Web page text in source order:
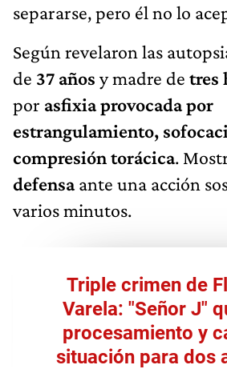
separarse, pero él no lo
Según revelaron las
de 37 años y madre de tres
por asfixia provocada por
estrangulamiento,
compresión torácica.
defensaante una acción
varios minutos.
Triple crimen de
Varela: "Señor J"
procesamiento y
situación para dos